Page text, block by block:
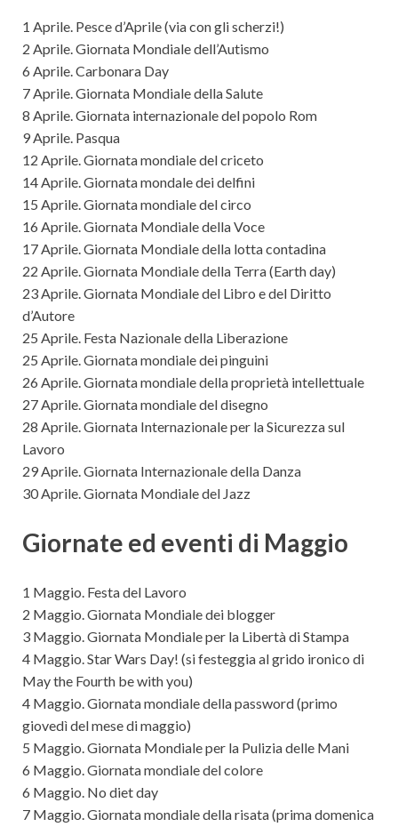
1 Aprile. Pesce d’Aprile (via con gli scherzi!)
2 Aprile. Giornata Mondiale dell’Autismo
6 Aprile. Carbonara Day
7 Aprile. Giornata Mondiale della Salute
8 Aprile. Giornata internazionale del popolo Rom
9 Aprile. Pasqua
12 Aprile. Giornata mondiale del criceto
14 Aprile. Giornata mondale dei delfini
15 Aprile. Giornata mondiale del circo
16 Aprile. Giornata Mondiale della Voce
17 Aprile. Giornata Mondiale della lotta contadina
22 Aprile. Giornata Mondiale della Terra (Earth day)
23 Aprile. Giornata Mondiale del Libro e del Diritto
d’Autore
25 Aprile. Festa Nazionale della Liberazione
25 Aprile. Giornata mondiale dei pinguini
26 Aprile. Giornata mondiale della proprietà intellettuale
27 Aprile. Giornata mondiale del disegno
28 Aprile. Giornata Internazionale per la Sicurezza sul
Lavoro
29 Aprile. Giornata Internazionale della Danza
30 Aprile. Giornata Mondiale del Jazz
Giornate ed eventi di Maggio
1 Maggio. Festa del Lavoro
2 Maggio. Giornata Mondiale dei blogger
3 Maggio. Giornata Mondiale per la Libertà di Stampa
4 Maggio. Star Wars Day! (si festeggia al grido ironico di
May the Fourth be with you)
4 Maggio. Giornata mondiale della password (primo
giovedì del mese di maggio)
5 Maggio. Giornata Mondiale per la Pulizia delle Mani
6 Maggio. Giornata mondiale del colore
6 Maggio. No diet day
7 Maggio. Giornata mondiale della risata (prima domenica